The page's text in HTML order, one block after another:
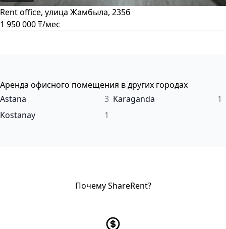
Rent office, улица Жамбыла, 235б
1 950 000 ₸/мес
Аренда офисного помещения в других городах
Astana
3 Karaganda
1
Kostanay
1
Почему ShareRent?